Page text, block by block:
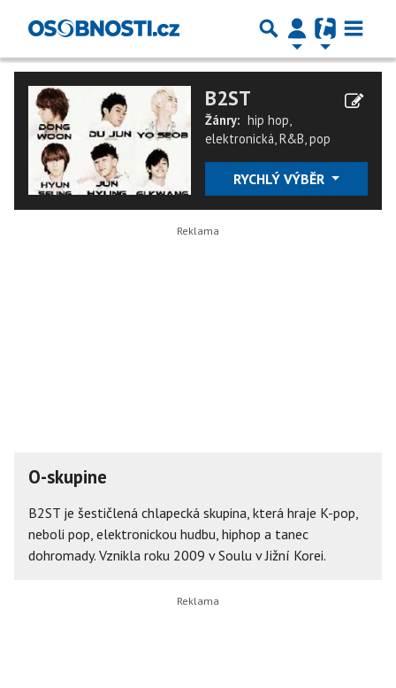
B2ST
Žánry: hip hop,
elektronická,R&B,pop
RYCHLÝ VÝBĚR
O-skupine
B2ST je šestičlená chlapecká skupina, která hraje K-pop,
neboli pop, elektronickou hudbu, hiphop a tanec
dohromady. Vznikla roku 2009 v Soulu v Jižní Korei.